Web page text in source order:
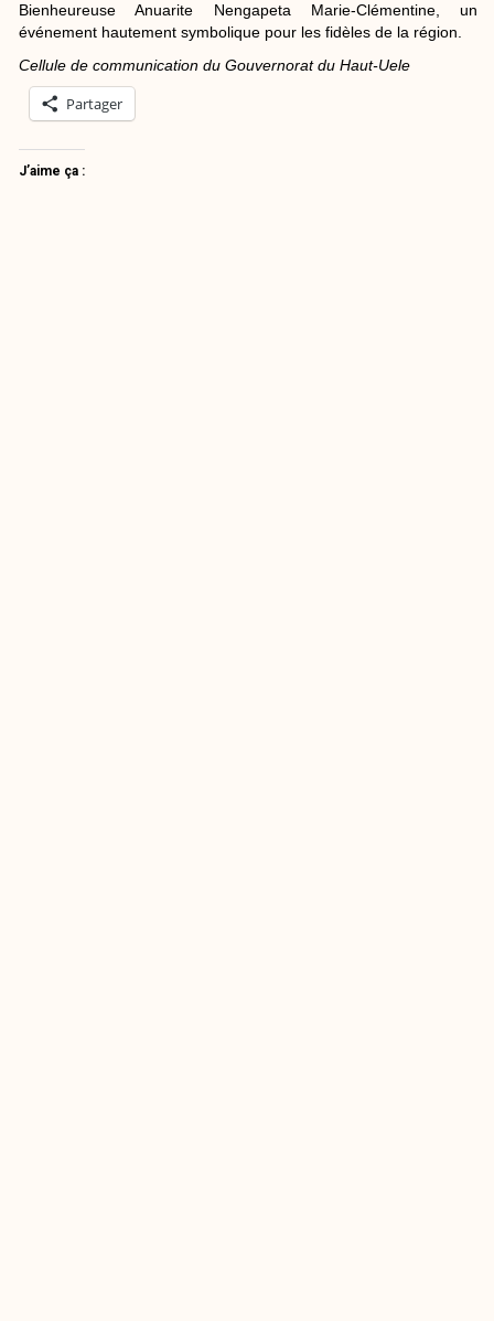
Bienheureuse Anuarite Nengapeta Marie-Clémentine, un
événement hautement symbolique pour les fidèles de la région.
Cellule de communication du Gouvernorat du Haut-Uele
Partager
J’aime ça :